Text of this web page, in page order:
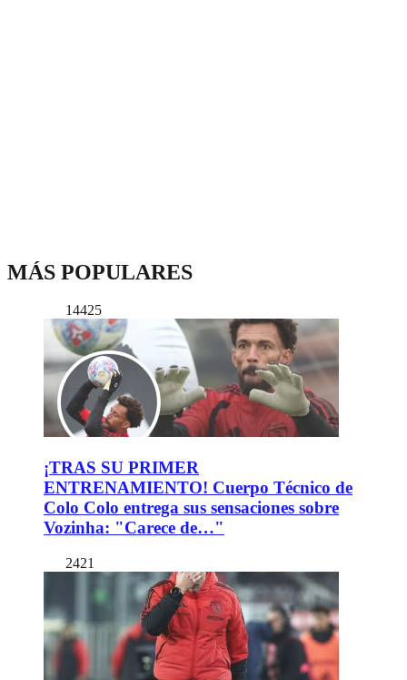
MÁS POPULARES
14425
¡TRAS SU PRIMER
ENTRENAMIENTO! Cuerpo Técnico de
Colo Colo entrega sus sensaciones sobre
Vozinha: "Carece de…"
2421